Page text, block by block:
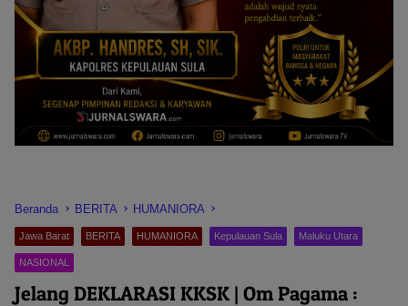
Beranda BERITA HUMANIORA
Jawa Barat BERITA HUMANIORA Kepulauan Sula Maluku Utara
NASIONAL
Jelang DEKLARASI KKSK | Om Pagama :